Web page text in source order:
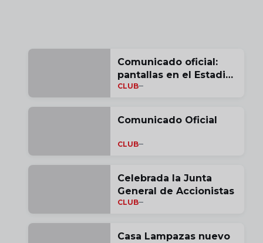
Comunicado oficial:
pantallas en el Estadio
de Vallecas para la
Conference League
CLUB
Comunicado Oficial
CLUB
Celebrada la Junta
General de Accionistas
CLUB
Casa Lampazas nuevo